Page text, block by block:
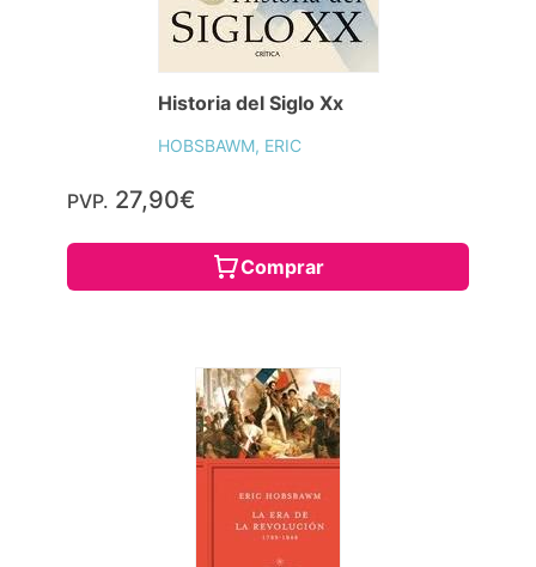
Historia del Siglo Xx
HOBSBAWM, ERIC
PVP. 27,90€
Comprar